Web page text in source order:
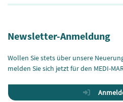
Newsletter-Anmeldung
Wollen Sie stets über unsere
melden Sie sich jetzt für den MEDI-